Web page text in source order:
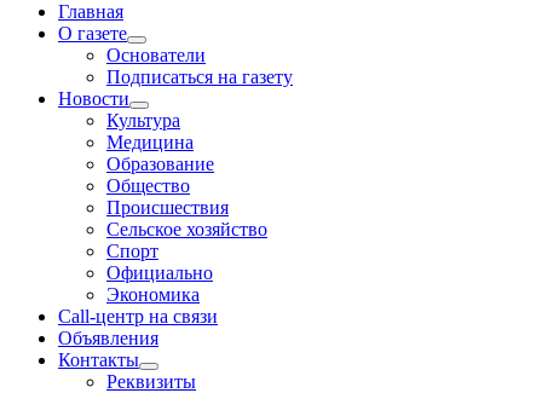
Главная
О газете
Основатели
Подписаться на газету
Новости
Культура
Медицина
Образование
Общество
Происшествия
Сельское хозяйство
Спорт
Официально
Экономика
Call-центр на связи
Объявления
Контакты
Реквизиты